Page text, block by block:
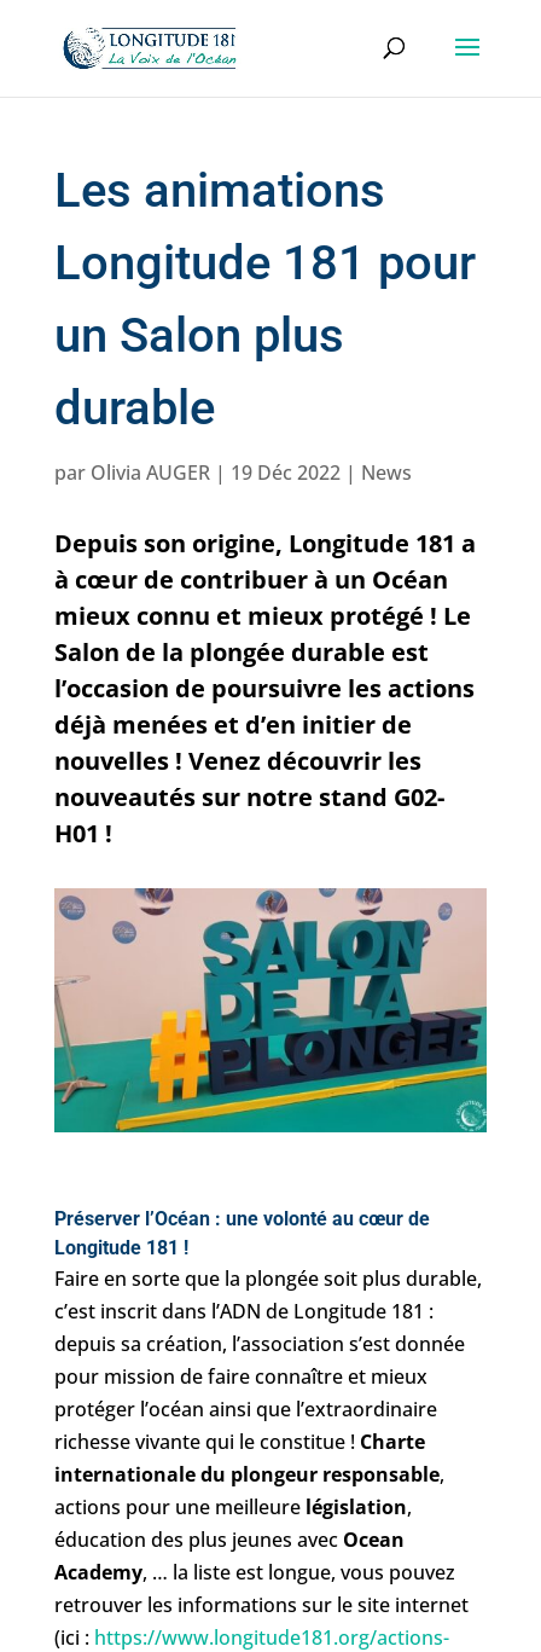
Les animations
Longitude 181 pour
un Salon plus
durable
par Olivia AUGER| 19 Déc 2022| News
Depuis son origine, Longitude 181 a
à cœur de contribuer à un Océan
mieux connu et mieux protégé ! Le
Salon de la plongée durable est
l’occasion de poursuivre les actions
déjà menées et d’en initier de
nouvelles ! Venez découvrir les
nouveautés sur notre stand G02-
H01 !
Préserver l’Océan : une volonté au cœur de
Longitude 181 !
Faire en sorte que la plongée soit plus durable,
c’est inscrit dans l’ADN de Longitude 181 :
depuis sa création, l’association s’est donnée
pour mission de faire connaître et mieux
protéger l’océan ainsi que l’extraordinaire
richesse vivante qui le constitue ! Charte
internationale du plongeur responsable,
actions pour une meilleure législation,
éducation des plus jeunes avec Ocean
Academy, … la liste est longue, vous pouvez
retrouver les informations sur le site internet
(ici : https://www.longitude181.org/actions-